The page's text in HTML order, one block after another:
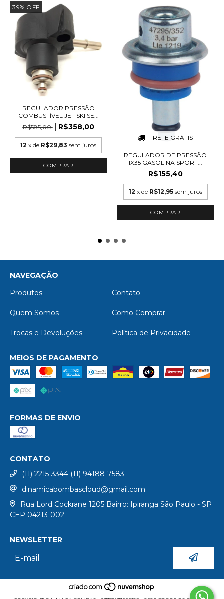
39% OFF
REGULADOR PRESSÃO
COMBUSTÍVEL JET SKI SE...
R$585,00
R$358,00
12 x de R$29,83 sem juros
FRETE GRÁTIS
REGULADOR DE PRESSÃO
IX35 GASOLINA SPORT...
R$155,40
12 x de R$12,95 sem juros
NAVEGAÇÃO
Produtos
Contato
Quem Somos Como Comprar
Trocas e Devoluções Política de Privacidade
MEIOS DE PAGAMENTO
FORMAS DE ENVIO
CONTATO
(11) 2215-3344 (11) 94188-7583
dinamicabombascloud@gmail.com
Rua Lord Cockrane 1205 Bairro: Ipiranga São Paulo - SP
CEP 04213-002
NEWSLETTER